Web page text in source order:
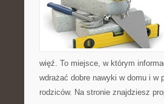
więź. To miejsce, w którym
wdrażać dobre nawyki w domu i w
rodziców. Na stronie znajdziesz